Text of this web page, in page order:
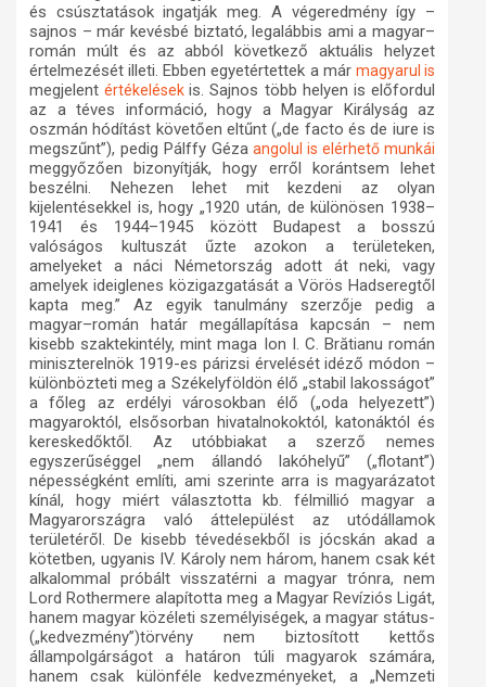
és csúsztatások ingatják meg. A végeredmény így –
sajnos – már kevésbé biztató, legalábbis ami a magyar–
román múlt és az abból következő aktuális helyzet
értelmezését illeti. Ebben egyetértettek a már magyarul is
megjelentértékelésekis. Sajnos több helyen is előfordul
az a téves információ, hogy a Magyar Királyság az
oszmán hódítást követően eltűnt („de facto és de iure is
megszűnt”), pedig Pálffy Gézaangolul is elérhető munkái
meggyőzően bizonyítják, hogy erről korántsem lehet
beszélni. Nehezen lehet mit kezdeni az olyan
kijelentésekkel is, hogy „1920 után, de különösen 1938–
1941 és 1944–1945 között Budapest a bosszú
valóságos kultuszát űzte azokon a területeken,
amelyeket a náci Németország adott át neki, vagy
amelyek ideiglenes közigazgatását a Vörös Hadseregtől
kapta meg.” Az egyik tanulmány szerzője pedig a
magyar–román határ megállapítása kapcsán – nem
kisebb szaktekintély, mint maga Ion I. C. Brătianu román
miniszterelnök 1919-es párizsi érvelését idéző módon –
különbözteti meg a Székelyföldön élő „stabil lakosságot”
a főleg az erdélyi városokban élő („oda helyezett”)
magyaroktól, elsősorban hivatalnokoktól, katonáktól és
kereskedőktől. Az utóbbiakat a szerző nemes
egyszerűséggel „nem állandó lakóhelyű” („flotant”)
népességként említi, ami szerinte arra is magyarázatot
kínál, hogy miért választotta kb. félmillió magyar a
Magyarországra való áttelepülést az utódállamok
területéről. De kisebb tévedésekből is jócskán akad a
kötetben, ugyanis IV. Károly nem három, hanem csak két
alkalommal próbált visszatérni a magyar trónra, nem
Lord Rothermere alapította meg a Magyar Revíziós Ligát,
hanem magyar közéleti személyiségek, a magyar státus-
(„kedvezmény”)törvény nem biztosított kettős
állampolgárságot a határon túli magyarok számára,
hanem csak különféle kedvezményeket, a „Nemzeti